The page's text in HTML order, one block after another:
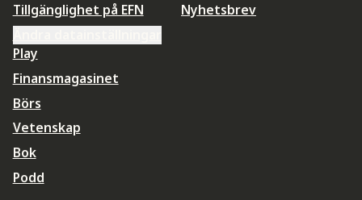
Tillgänglighet på EFN
Nyhetsbrev
Play
Finansmagasinet
Börs
Vetenskap
Bok
Podd